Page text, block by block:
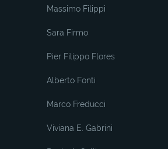
Massimo Filippi
Sara Firmo
Pier Filippo Flores
Alberto Fonti
Marco Freducci
Viviana E. Gabrini